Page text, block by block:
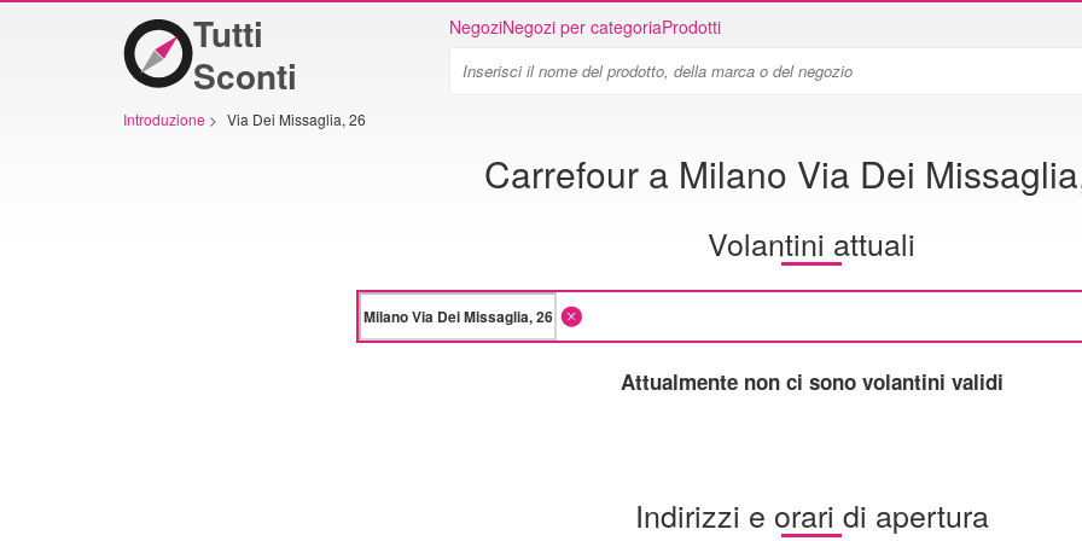
Tutti
Sconti
NegoziNegozi per categoriaProdotti
Introduzione > Via Dei Missaglia, 26
Carrefour a Milano Via Dei
Volantini attuali
Attualmente non ci sono volantini validi
Indirizzi e orari di apertura